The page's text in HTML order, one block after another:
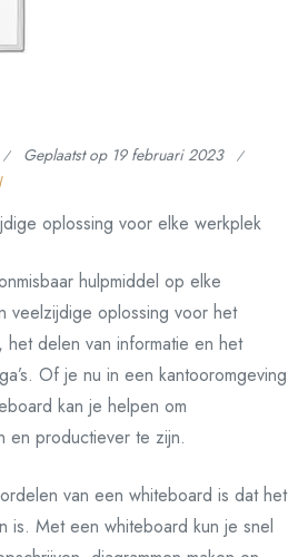
Geplaatst op 19 februari 2023
oplossing voor elke werkplek
hulpmiddel op elke
veelzijdige oplossing voor het
het delen van informatie en het
Of je nu in een kantooromgeving
kan je helpen om
en productiever te zijn.
van een whiteboard is dat het
is. Met een whiteboard kun je snel